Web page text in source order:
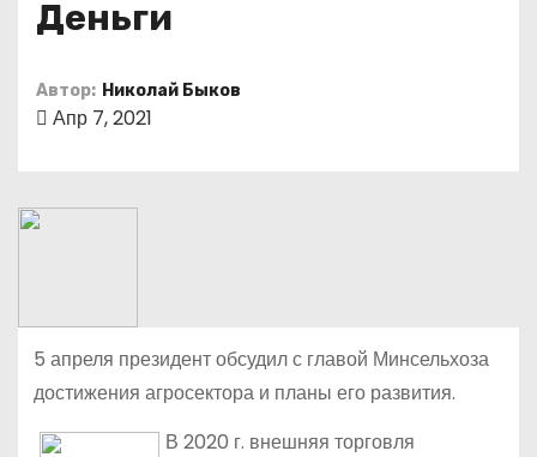
Деньги
Автор: Николай Быков
Апр 7, 2021
5 апреля президент обсудил с главой Минсельхоза
достижения агросектора и планы его развития.
В 2020 г. внешняя торговля